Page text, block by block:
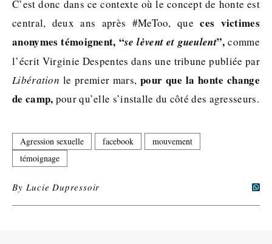
C’est donc dans ce contexte où le concept de honte est
central, deux ans après #MeToo, que ces victimes
anonymes témoignent, “se lèvent et gueulent”, comme
l’écrit Virginie Despentes dans une tribune publiée par
Libération le premier mars,pour que la honte change
de camp, pour qu’elle s’installe du côté des agresseurs.
Agression sexuelle facebook
mouvement
témoignage
ByLucie Dupressoir